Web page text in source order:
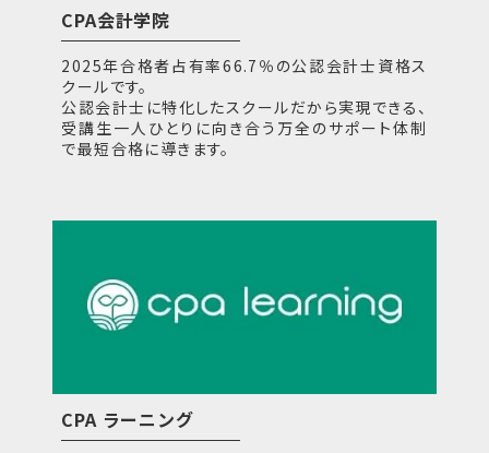
CPA会計学院
2025年合格者占有率66.7％の公認会計士資格ス
クールです。
公認会計士に特化したスクールだから実現できる、
受講生一人ひとりに向き合う万全のサポート体制
で最短合格に導きます。
CPA ラーニング